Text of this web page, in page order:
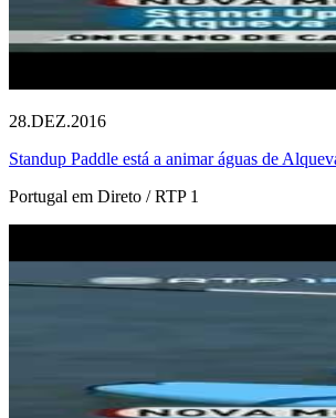
28.DEZ.2016
Standup Paddle está a animar águas de
Portugal em Direto / RTP 1